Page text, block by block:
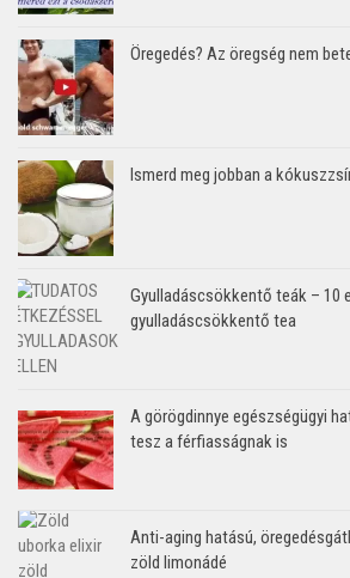
Öregedés? Az öregség nem
Ismerd meg jobban a
Gyulladáscsökkentő teák – 10
gyulladáscsökkentő tea
A görögdinnye egészségügyi
tesz a férfiasságnak is
Anti-aging hatású,
zöld limonádé